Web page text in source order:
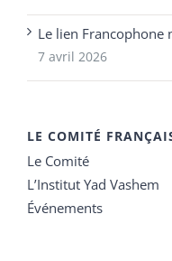
Le lien Francophone
7 avril 2026
LE COMITÉ
Le Comité
L’Institut Yad Vashem
Événements